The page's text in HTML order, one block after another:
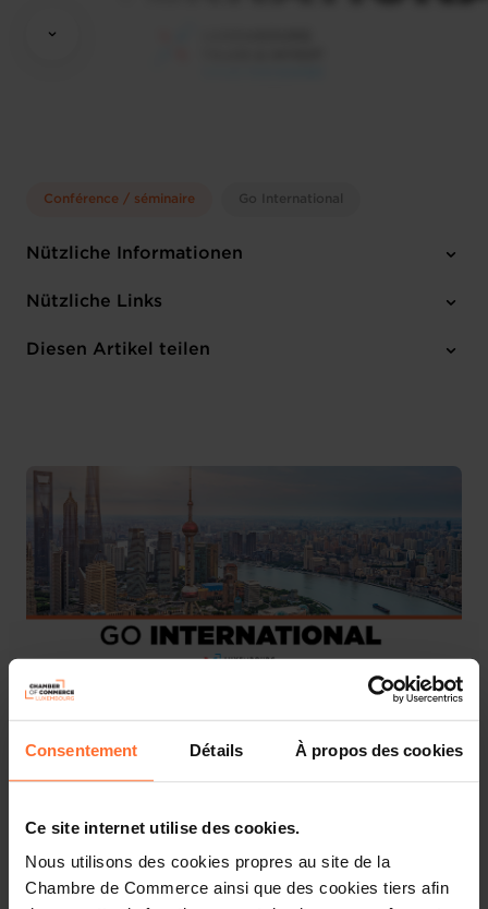
Consentement Détails À propos des cookies
Ce site internet utilise des cookies.
Nous utilisons des cookies propres au site de la
Chambre de Commerce ainsi que des cookies tiers afin
Conférence / séminaire Go International
Nützliche Informationen
Montag 11 Mai 2026
Luxembourg Chamber of Commerce
Nützliche Links
Anmelden
Diesen Artikel teilen
On the occasion of the visit of an official delegation from
This event provides Luxembourg companies with direct